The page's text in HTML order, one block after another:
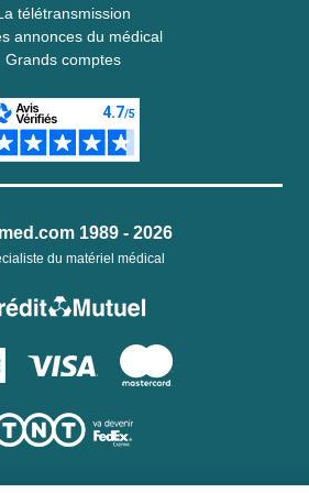
télétransmission
annonces du médical
Grands comptes
1989 - 2026
du matériel médical